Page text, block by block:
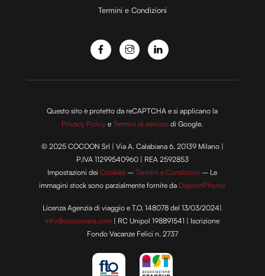
o
Termini e Condizioni
Questo sito è protetto da reCAPTCHA e si applicano la
Privacy Policy eTermini di servizio di Google.
© 2025 COCOON Srl | Via A. Calabiana 6, 20139 Milano |
P.IVA 11299540960 | REA 2592853
Impostazioni deiCookies –Termini e Condizioni – Le
immagini stock sono parzialmente fornite da DepositPhotos
Licenza Agenzia di viaggio e T.O. 148078 del 13/03/2024|
info@cocooners.com | RC Unipol 198891541 | Iscrizione
Fondo Vacanze Felici n. 2737